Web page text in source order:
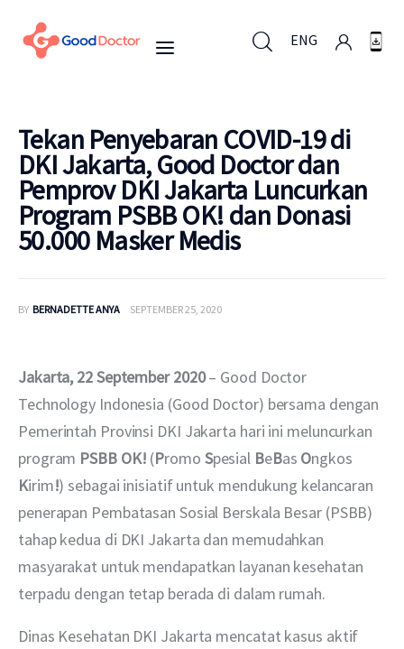
ENG
Untuk Bisnis
Untuk Anda
Layanan
Tekan Penyebaran COVID-19 di
DKI Jakarta, Good Doctor dan
Pemprov DKI Jakarta Luncurkan
Program PSBB OK! dan Donasi
50.000 Masker Medis
BY BERNADETTE ANYA SEPTEMBER 25, 2020
Jakarta, 22 September 2020 – Good Doctor
Technology Indonesia (Good Doctor) bersama dengan
Pemerintah Provinsi DKI Jakarta hari ini meluncurkan
program PSBB OK! (Promo Spesial BeBas Ongkos
Kirim!) sebagai inisiatif untuk mendukung kelancaran
penerapan Pembatasan Sosial Berskala Besar (PSBB)
tahap kedua di DKI Jakarta dan memudahkan
masyarakat untuk mendapatkan layanan kesehatan
terpadu dengan tetap berada di dalam rumah.
Dinas Kesehatan DKI Jakarta mencatat kasus aktif